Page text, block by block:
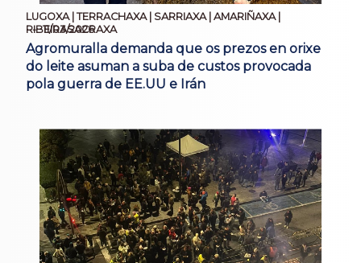
LUGOXA | TERRACHAXA | SARRIAXA | AMARIÑAXA |
RIBEIRASACRAXA
11/03/2026
Agromuralla demanda que os prezos en orixe
do leite asuman a suba de custos provocada
pola guerra de EE.UU e Irán